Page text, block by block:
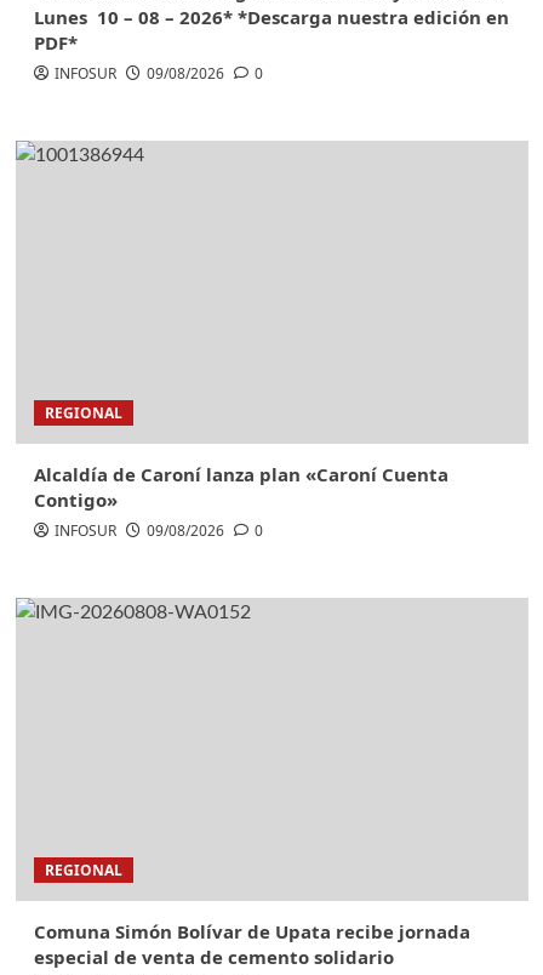
Lunes 10 – 08 – 2026* *Descarga nuestra edición en
PDF*
INFOSUR 09/08/2026 0
REGIONAL
Alcaldía de Caroní lanza plan «Caroní Cuenta
Contigo»
INFOSUR 09/08/2026 0
REGIONAL
Comuna Simón Bolívar de Upata recibe jornada
especial de venta de cemento solidario